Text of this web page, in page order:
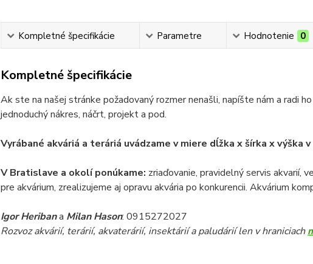
Kompletné špecifikácie Parametre Hodnotenie 0
Kompletné špecifikácie
Ak ste na našej stránke požadovaný rozmer nenašli, napíšte nám a radi
jednoduchý nákres, náčrt, projekt a pod.
Vyrábané akváriá a teráriá uvádzame v miere dĺžka x šírka x výška
V Bratislave a okolí ponúkame: zriaďovanie, pravidelný servis akvarií,
pre akvárium, zrealizujeme aj opravu akvária po konkurencii. Akvárium
Igor Heribana Milan Hason: 0915272027
Rozvoz akvárií, terárií, akvaterárií, insektárií a paludárií len v hraniciach